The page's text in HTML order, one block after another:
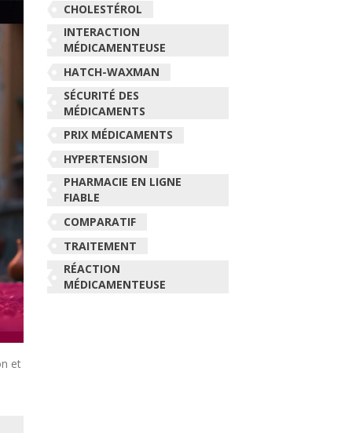
et
CHOLESTÉROL
INTERACTION
MÉDICAMENTEUSE
HATCH-WAXMAN
SÉCURITÉ DES
MÉDICAMENTS
PRIX MÉDICAMENTS
HYPERTENSION
PHARMACIE EN LIGNE
FIABLE
COMPARATIF
TRAITEMENT
RÉACTION
MÉDICAMENTEUSE